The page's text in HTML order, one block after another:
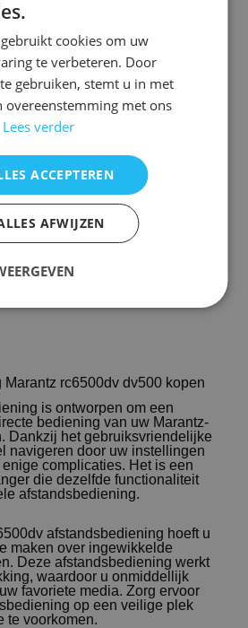
Marantz rc6500dv
: 3
en is speciaal voor dit
werkt ook
model. ( zie foto 2 )
NIET te
rc6500dv dv500 kopen
is ontworpen om een
bediening van uw Marantz-
Dankzij het gebruiksvriendelijke
navigeren door uw instellingen
complicaties. Het is een
die dezelfde functionaliteit
afstandsbediening.
afstandsbediening hoeft u
maken over ingewikkelde
Deze afstandsbediening werkt
waardoor u onmiddellijk
favoriete media. Zorg ervoor
op een veilige plek
te voorkomen.
cookies om uw
te verbeteren. Door
gebruiken, stemt u in met
overeenstemming met ons
Lees verder
ACCEPTEREN
AFWIJZEN